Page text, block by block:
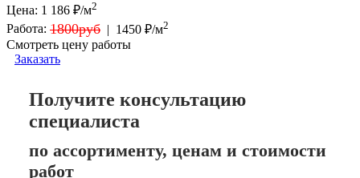
Цена: 1 186 ₽/м2
Работа: 1800руб | 1450 ₽/м2
Смотреть цену работы
Заказать
Получите консультацию
специалиста
по ассортименту, ценам и стоимости
работ